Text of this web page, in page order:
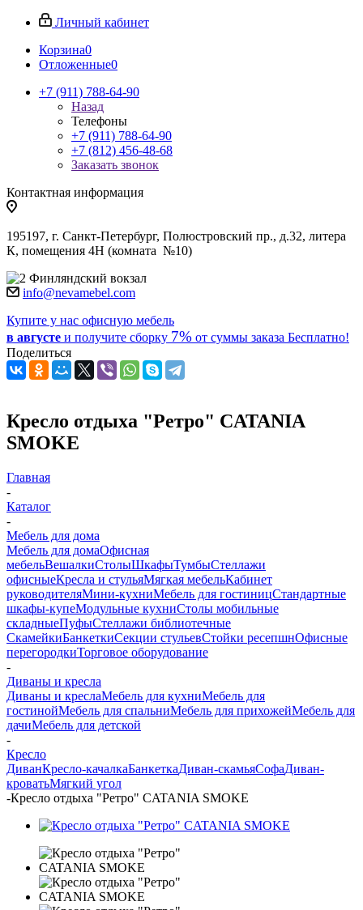
Личный кабинет
Корзина0
Отложенные0
+7 (911) 788-64-90
Назад
Телефоны
+7 (911) 788-64-90
+7 (812) 456-48-68
Заказать звонок
Контактная информация
195197, г. Санкт-Петербург, Полюстровский пр., д.32, литера
К, помещения 4Н (комната №10)
Финляндский вокзал
info@nevamebel.com
Купите у нас офисную мебель
в августе и получите сборку 7% от суммы заказа Бесплатно!
Поделиться
Кресло отдыха "Ретро" CATANIA
SMOKE
Главная
-
Каталог
-
Мебель для дома
Мебель для домаОфисная
мебельВешалкиСтолыШкафыТумбыСтеллажи
офисныеКресла и стульяМягкая мебельКабинет
руководителяМини-кухниМебель для гостиницСтандартные
шкафы-купеМодульные кухниСтолы мобильные
складныеПуфыСтеллажи библиотечные
СкамейкиБанкеткиСекции стульевСтойки ресепшнОфисные
перегородкиТорговое оборудование
-
Диваны и кресла
Диваны и креслаМебель для кухниМебель для
гостинойМебель для спальниМебель для прихожейМебель для
дачиМебель для детской
-
Кресло
ДиванКресло-качалкаБанкеткаДиван-скамьяСофаДиван-
кроватьМягкий угол
-Кресло отдыха "Ретро" CATANIA SMOKE